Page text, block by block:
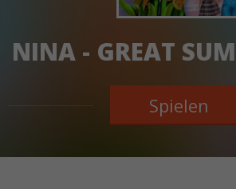
NINA - GREAT
Spielen